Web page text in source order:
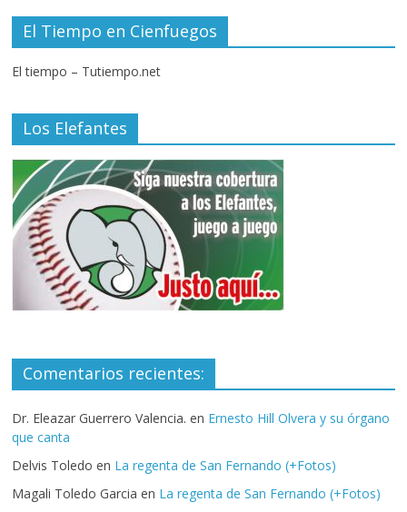
El Tiempo en Cienfuegos
El tiempo – Tutiempo.net
Los Elefantes
Comentarios recientes:
Dr. Eleazar Guerrero Valencia. en Ernesto Hill Olvera y su órgano
que canta
Delvis Toledo en La regenta de San Fernando (+Fotos)
Magali Toledo Garcia en La regenta de San Fernando (+Fotos)